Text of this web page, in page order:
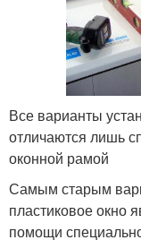
Все варианты
отличаются лишь
оконной рамой
Самым старым
пластиковое окно
помощи